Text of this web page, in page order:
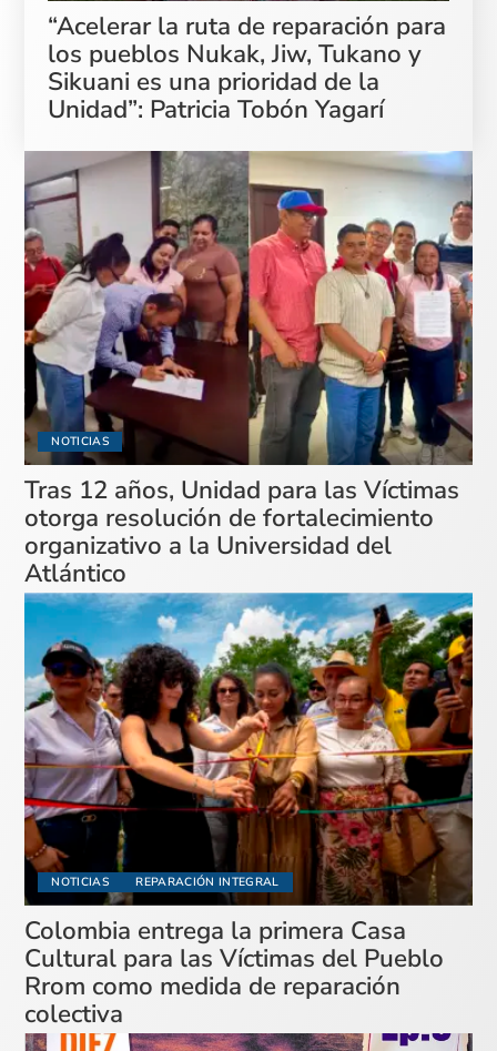
“Acelerar la ruta de reparación para
los pueblos Nukak, Jiw, Tukano y
Sikuani es una prioridad de la
Unidad”: Patricia Tobón Yagarí
NOTICIAS
Tras 12 años, Unidad para las Víctimas
otorga resolución de fortalecimiento
organizativo a la Universidad del
Atlántico
NOTICIAS REPARACIÓN INTEGRAL
Colombia entrega la primera Casa
Cultural para las Víctimas del Pueblo
Rrom como medida de reparación
colectiva